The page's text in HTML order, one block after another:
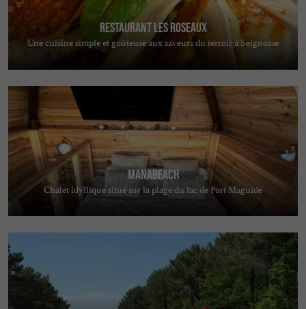
Restaurant Les Roseaux
Une cuisine simple et goûteuse aux saveurs du terroir à Seignosse
MANABEACH
Chalet idyllique situé sur la plage du lac de Port Maguide